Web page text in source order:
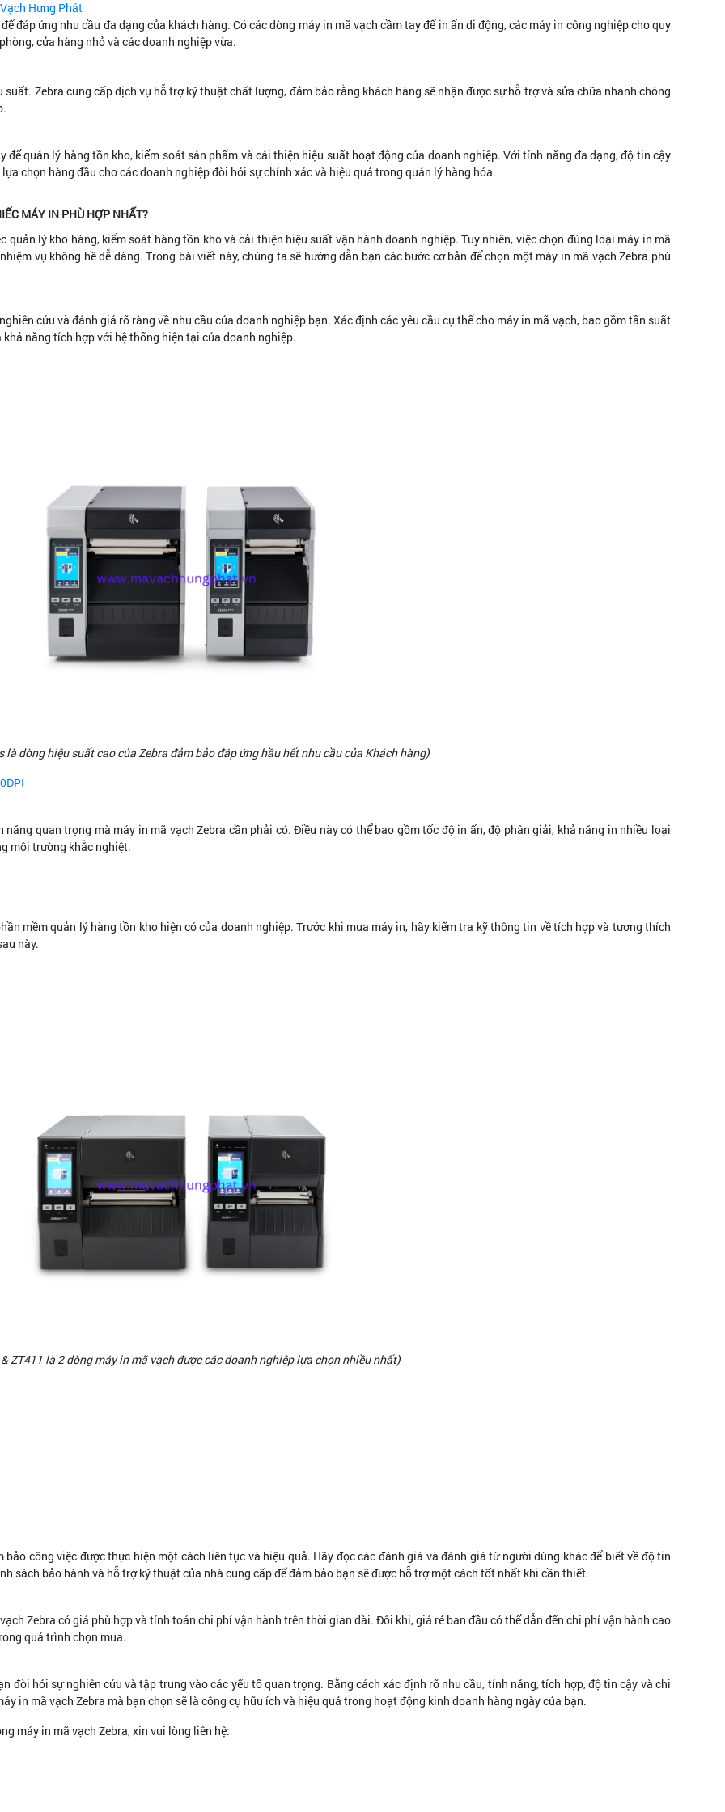
Hưng Phát
đáp ứng nhu cầu đa dạng của khách hàng. Có các dòng máy in mã vạch cầm tay để in ấn di động, các máy in công nghiệp cho quy
cửa hàng nhỏ và các doanh nghiệp vừa.
Zebra cung cấp dịch vụ hỗ trợ kỹ thuật chất lượng, đảm bảo rằng khách hàng sẽ nhận được sự hỗ trợ và sửa chữa nhanh chóng
quản lý hàng tồn kho, kiểm soát sản phẩm và cải thiện hiệu suất hoạt động của doanh nghiệp. Với tính năng đa dạng, độ tin cậy
chọn hàng đầu cho các doanh nghiệp đòi hỏi sự chính xác và hiệu quả trong quản lý hàng hóa.
MÁY IN PHÙ HỢP NHẤT?
lý kho hàng, kiểm soát hàng tồn kho và cải thiện hiệu suất vận hành doanh nghiệp. Tuy nhiên, việc chọn đúng loại máy in mã
vụ không hề dễ dàng. Trong bài viết này, chúng ta sẽ hướng dẫn bạn các bước cơ bản để chọn một máy in mã vạch Zebra phù
cứu và đánh giá rõ ràng về nhu cầu của doanh nghiệp bạn. Xác định các yêu cầu cụ thể cho máy in mã vạch, bao gồm tần suất
năng tích hợp với hệ thống hiện tại của doanh nghiệp.
là dòng hiệu suất cao của Zebra đảm bảo đáp ứng hầu hết nhu cầu của Khách hàng)
quan trọng mà máy in mã vạch Zebra cần phải có. Điều này có thể bao gồm tốc độ in ấn, độ phân giải, khả năng in nhiều loại
môi trường khắc nghiệt.
mềm quản lý hàng tồn kho hiện có của doanh nghiệp. Trước khi mua máy in, hãy kiểm tra kỹ thông tin về tích hợp và tương thích
này.
ZT411 là 2 dòng máy in mã vạch được các doanh nghiệp lựa chọn nhiều nhất)
công việc được thực hiện một cách liên tục và hiệu quả. Hãy đọc các đánh giá và đánh giá từ người dùng khác để biết về độ tin
sách bảo hành và hỗ trợ kỹ thuật của nhà cung cấp để đảm bảo bạn sẽ được hỗ trợ một cách tốt nhất khi cần thiết.
Zebra có giá phù hợp và tính toán chi phí vận hành trên thời gian dài. Đôi khi, giá rẻ ban đầu có thể dẫn đến chi phí vận hành cao
quá trình chọn mua.
đòi hỏi sự nghiên cứu và tập trung vào các yếu tố quan trọng. Bằng cách xác định rõ nhu cầu, tính năng, tích hợp, độ tin cậy và chi
in mã vạch Zebra mà bạn chọn sẽ là công cụ hữu ích và hiệu quả trong hoạt động kinh doanh hàng ngày của bạn.
máy in mã vạch Zebra, xin vui lòng liên hệ: